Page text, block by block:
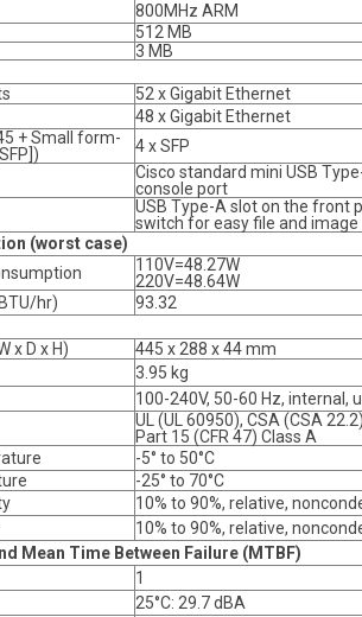
800MHz ARM
512 MB
3 MB
52 x Gigabit Ethernet
48 x Gigabit Ethernet
+ Small form-
4 x SFP
Cisco standard mini USB
console port
USB Type-A slot on the front
switch for easy file and
(worst case)
110V=48.27W
220V=48.64W
hr)
93.32
x D x H)
445 x 288 x 44 mm
3.95 kg
100-240V, 50-60 Hz, internal,
UL (UL 60950), CSA (CSA
Part 15 (CFR 47) Class A
-5° to 50°C
-25° to 70°C
10% to 90%, relative,
10% to 90%, relative,
Mean Time Between Failure (MTBF)
1
25°C: 29.7 dBA